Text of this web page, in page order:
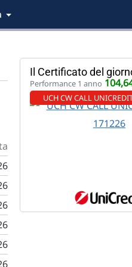
Il Certificato del
Performance 1 anno
UCH CW CALL